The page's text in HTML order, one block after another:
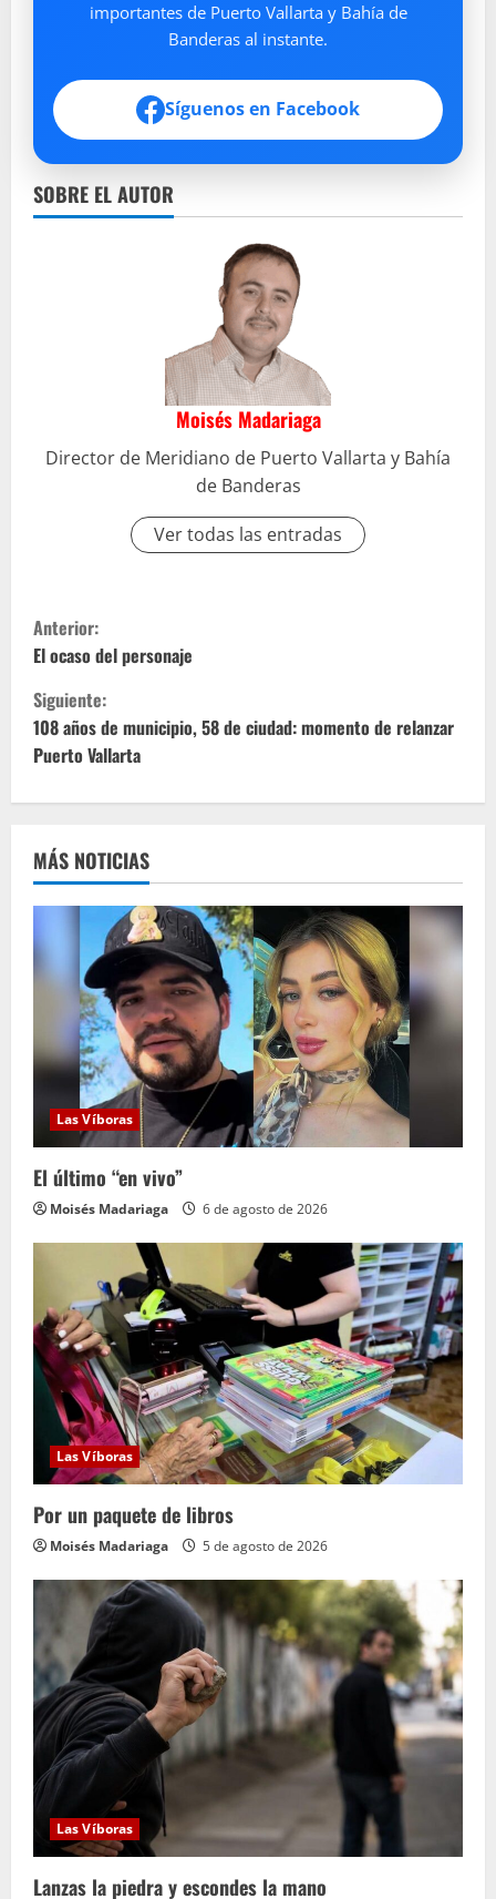
importantes de Puerto Vallarta y Bahía de
Banderas al instante.
Síguenos en Facebook
SOBRE EL AUTOR
Moisés Madariaga
Director de Meridiano de Puerto Vallarta y Bahía
de Banderas
Ver todas las entradas
S
i
g
u
e
l
e
y
e
n
d
o
Anterior:
El ocaso del personaje
Siguiente:
108 años de municipio, 58 de ciudad: momento de relanzar
Puerto Vallarta
MÁS NOTICIAS
Las Víboras
El último “en vivo”
Moisés Madariaga 6 de agosto de 2026
Las Víboras
Por un paquete de libros
Moisés Madariaga 5 de agosto de 2026
Las Víboras
Lanzas la piedra y escondes la mano